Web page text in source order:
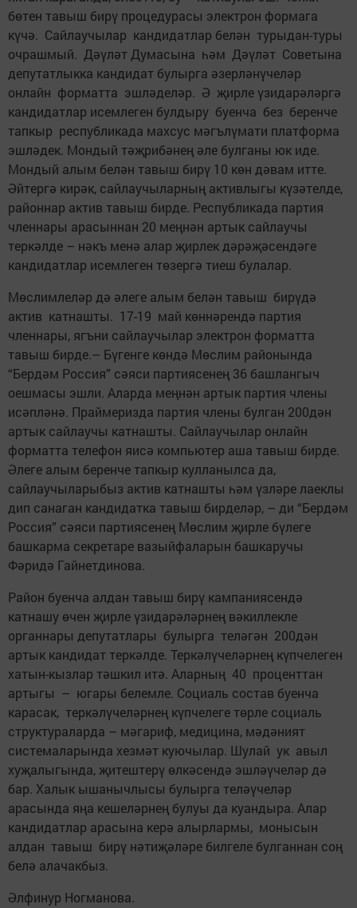
бөтен тавыш бирү процедурасы электрон формага
күчә. Сайлаучылар кандидатлар белән турыдан-туры
очрашмый. Дәүләт Думасына һәм Дәүләт Советына
депутатлыкка кандидат булырга әзерләнүчеләр
онлайн форматта эшләделәр. Ә җирле үзидарәләргә
кандидатлар исемлеген булдыру буенча без беренче
тапкыр республикада махсус мәгълүмати платформа
эшләдек. Мондый тәҗрибәнең әле булганы юк иде.
Мондый алым белән тавыш бирү 10 көн дәвам итте.
Әйтергә кирәк, сайлаучыларның активлыгы күзәтелде,
районнар актив тавыш бирде. Республикада партия
членнары арасыннан 20 меңнән артык сайлаучы
теркәлде – нәкъ менә алар җирлек дәрәҗәсендәге
кандидатлар исемлеген төзергә тиеш булалар.
Мөслимлеләр дә әлеге алым белән тавыш бирүдә
актив катнашты. 17-19 май көннәрендә партия
членнары, ягъни сайлаучылар электрон форматта
тавыш бирде.– Бүгенге көндә Мөслим районында
“Бердәм Россия” сәяси партиясенең 36 башлангыч
оешмасы эшли. Аларда меңнән артык партия члены
исәпләнә. Праймеризда партия члены булган 200дән
артык сайлаучы катнашты. Сайлаучылар онлайн
форматта телефон яисә компьютер аша тавыш бирде.
Әлеге алым беренче тапкыр кулланылса да,
сайлаучыларыбыз актив катнашты һәм үзләре лаеклы
дип санаган кандидатка тавыш бирделәр, – ди “Бердәм
Россия” сәяси партиясенең Мөслим җирле бүлеге
башкарма секретаре вазыйфаларын башкаручы
Фәридә Гайнетдинова.
Район буенча алдан тавыш бирү кампаниясендә
катнашу өчен җирле үзидарәләрнең вәкиллекле
органнары депутатлары булырга теләгән 200дән
артык кандидат теркәлде. Теркәлүчеләрнең күпчелеген
хатын-кызлар тәшкил итә. Аларның 40 проценттан
артыгы – югары белемле. Социаль состав буенча
карасак, теркәлүчеләрнең күпчелеге төрле социаль
структураларда – мәгариф, медицина, мәдәният
системаларында хезмәт куючылар. Шулай ук авыл
хуҗалыгында, җитештерү өлкәсендә эшләүчеләр дә
бар. Халык ышанычлысы булырга теләүчеләр
арасында яңа кешеләрнең булуы да куандыра. Алар
кандидатлар арасына керә алырлармы, монысын
алдан тавыш бирү нәтиҗәләре билгеле булганнан соң
белә алачакбыз.
Әлфинур Ногманова.